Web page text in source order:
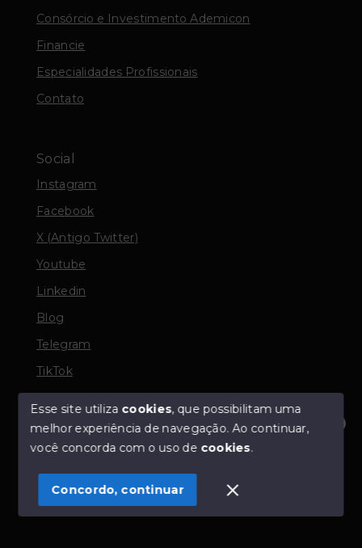
Olá! Estamos disponíveis para te ajudar.
Consórcio e Investimento Ademicon
Financie
Especialidades Profissionais
Contato
Social
Instagram
Facebook
X (Antigo Twitter)
Youtube
Linkedin
Blog
Telegram
TikTok
© Copyright 2026 - TORQUATO ∴ Corretor de Imóveis
- CRECI 42643f | 136.004f Perito Avaliador CNAI 37357
SITE PARA IMOBILIARIA
Esse site utiliza cookies, que possibilitam uma
melhor experiência de navegação.Ao continuar,
você concorda com o uso de cookies.
Concordo, continuar